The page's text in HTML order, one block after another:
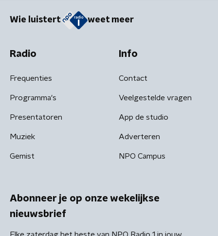
Wie luistert weet meer
Radio
Frequenties
Programma's
Presentatoren
Muziek
Gemist
Info
Contact
Veelgestelde vragen
App de studio
Adverteren
NPO Campus
Abonneer je op onze wekelijkse
nieuwsbrief
Elke zaterdag het beste van NPO Radio 1 in jouw